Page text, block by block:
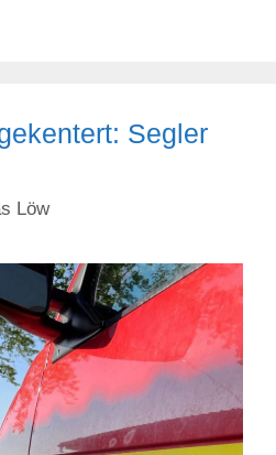
Segler
Löw